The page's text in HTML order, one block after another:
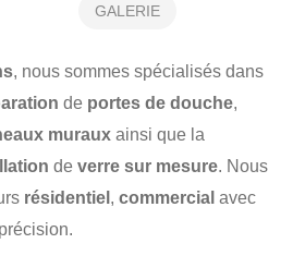
DE PORTES DE DOUCHE
MURAUX DE DOUCHE
GALERIE
, nous sommes spécialisés dans
de portes de douche,
muraux ainsi que la
de verre sur mesure. Nous
résidentiel , commercial avec